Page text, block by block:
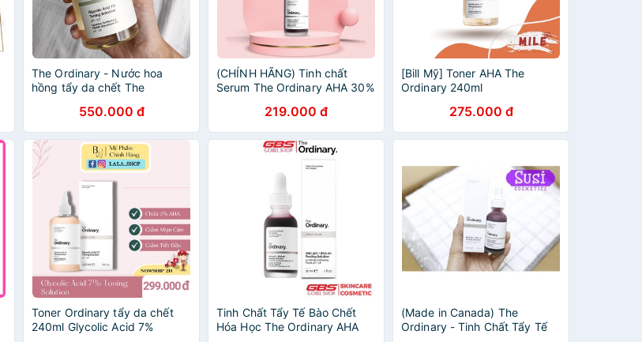
The Ordinary - Nước hoa
hồng tẩy da chết The
Toning Solution pH~3.6
240mL
550.000 đ
(CHÍNH HÃNG) Tinh chất
Serum The Ordinary AHA 30%
Da Chết The Ordinary
219.000 đ
[Bill Mỹ] Toner AHA The
Ordinary 240ml
275.000 đ
Toner Ordinary tẩy da chết
240ml Glycolic Acid 7%
Tinh Chất Tẩy Tế Bào Chết
Hóa Học The Ordinary AHA
(Made in Canada) The
Ordinary - Tinh Chất Tẩy Tế